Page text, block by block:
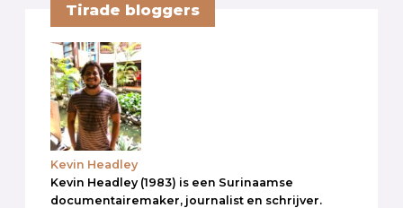
Tirade bloggers
Kevin Headley
Kevin Headley (1983) is een Surinaamse
documentairemaker, journalist en schrijver.